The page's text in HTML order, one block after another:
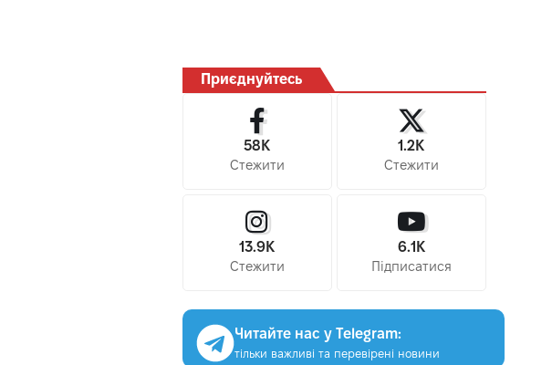
Приєднуйтесь
58K
Стежити
1.2K
Стежити
13.9K
Стежити
6.1K
Підписатися
Читайте нас у Telegram:
тільки важливі та перевірені новини